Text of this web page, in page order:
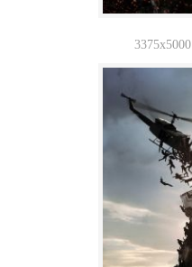
3375x5000